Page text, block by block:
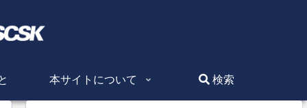
本サイトについて 検索